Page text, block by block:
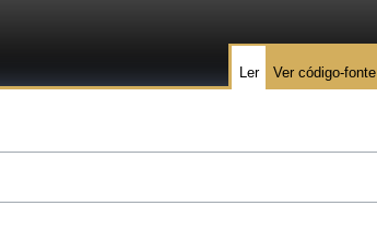
Ler Ver código-fonte